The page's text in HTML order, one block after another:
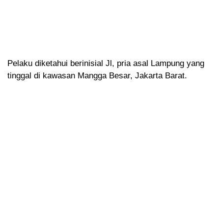
Pelaku diketahui berinisial Jl, pria asal Lampung yang
tinggal di kawasan Mangga Besar, Jakarta Barat.